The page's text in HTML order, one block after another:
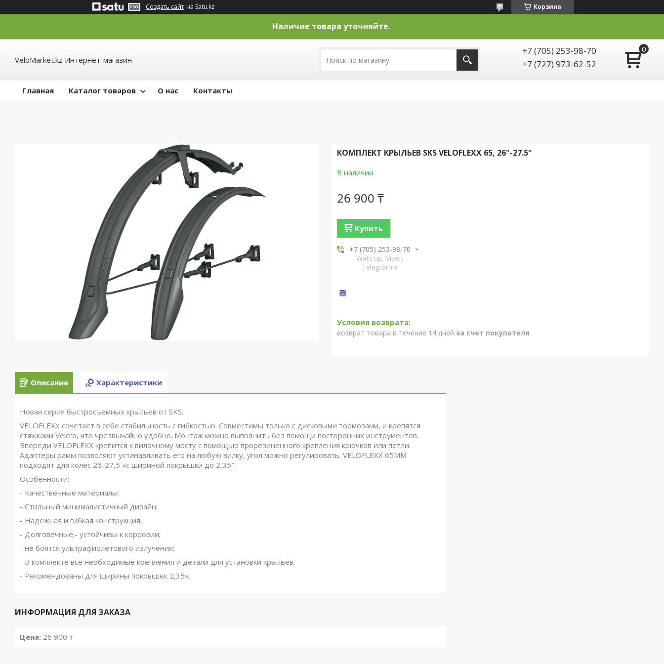
Создать сайт на Satu.kz Корзина
Наличие товара уточняйте.
VeloMarket.kz Интернет-магазин
+7 (705) 253-98-70
+7 (727) 973-62-52
Главная Каталог товаров О нас Контакты
КОМПЛЕКТ КРЫЛЬЕВ SKS VELOFLEXX 65, 26"-27.5"
В наличии
26 900 ₸
Купить
+7 (705) 253-98-70
Wats'up, Viber,
Telegramm
возврат товара в течение 14 дней за счет покупателя
Описание Характеристики
Новая серия быстросъемных крыльев от SKS.
VELOFLEXX сочетает в себе стабильность с гибкостью. Совместимы только с дисковыми тормозами, и крепятся
стяжками Velcro, что чрезвычайно удобно. Монтаж можно выполнить без помощи посторонних инструментов.
Впереди VELOFLEXX крепится к вилочному мосту с помощью прорезиненного крепления крючков или петли.
Адаптеры рамы позволяют устанавливать его на любую вилку, угол можно регулировать. VELOFLEXX 65MM
подходят для колес 26-27,5 «с шириной покрышки до 2,35″.
Особенности:
- Качественные материалы;
- Стильный минималистичный дизайн;
- Надежная и гибкая конструкция;
- Долговечные;- устойчивы к коррозии;
- не боятся ультрафиолетового излучения;
- В комплекте все необходимые крепления и детали для установки крыльев;
- Рекомендованы для ширины покрышек 2,35».
ИНФОРМАЦИЯ ДЛЯ ЗАКАЗА
Цена: 26 900 ₸